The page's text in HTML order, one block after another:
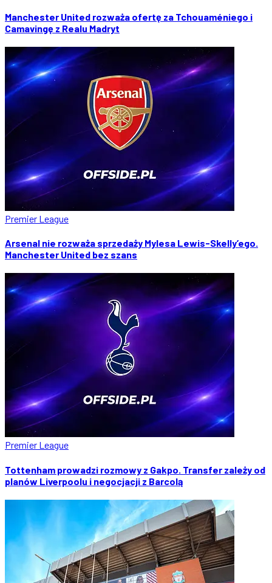
Manchester United rozważa ofertę za Tchouaméniego i
Camavingę z Realu Madryt
Premier League
Arsenal nie rozważa sprzedaży Mylesa Lewis-Skelly’ego.
Manchester United bez szans
Premier League
Tottenham prowadzi rozmowy z Gakpo. Transfer zależy od
planów Liverpoolu i negocjacji z Barcolą